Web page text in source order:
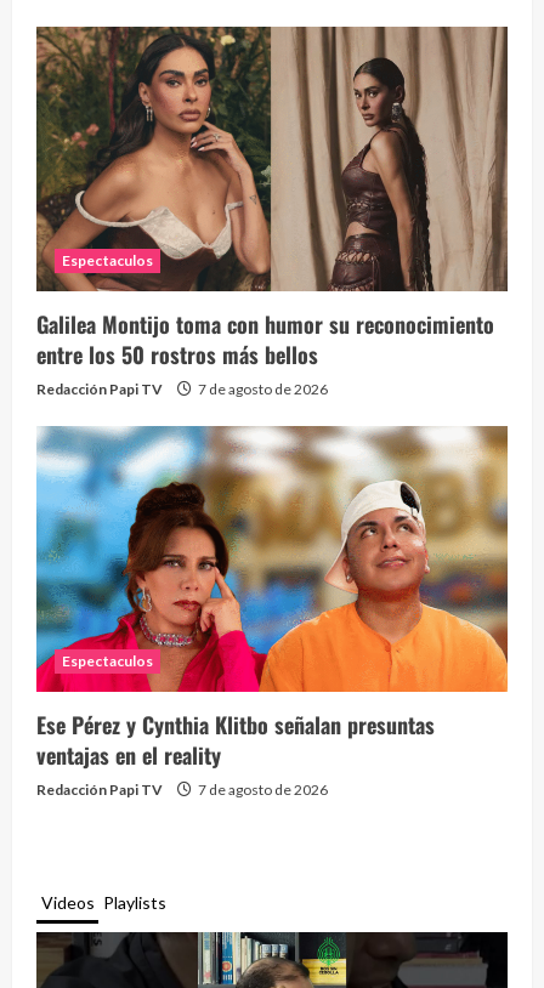
Espectaculos
Galilea Montijo toma con humor su reconocimiento
entre los 50 rostros más bellos
Redacción Papi TV 7 de agosto de 2026
Espectaculos
Ese Pérez y Cynthia Klitbo señalan presuntas
ventajas en el reality
Redacción Papi TV 7 de agosto de 2026
Videos Playlists